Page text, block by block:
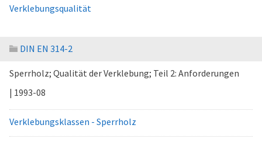
Verklebungsqualität
DIN EN 314-2
Sperrholz; Qualität der Verklebung; Teil 2: Anforderungen
| 1993-08
Verklebungsklassen - Sperrholz